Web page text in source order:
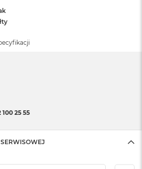
100 25 55